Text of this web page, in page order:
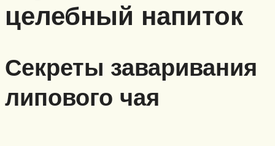
целебный напиток
Секреты заваривания
липового чая